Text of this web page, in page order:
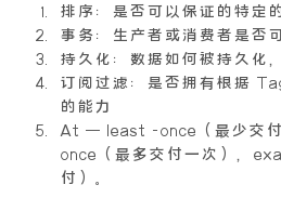
排序：是否可以保证的特定
事务：生产者或消费者是否
持久化：数据如何被持久化
订阅过滤：是否拥有根据
的能力
At – least -once（最少交
once（最多交付一次），
付）。